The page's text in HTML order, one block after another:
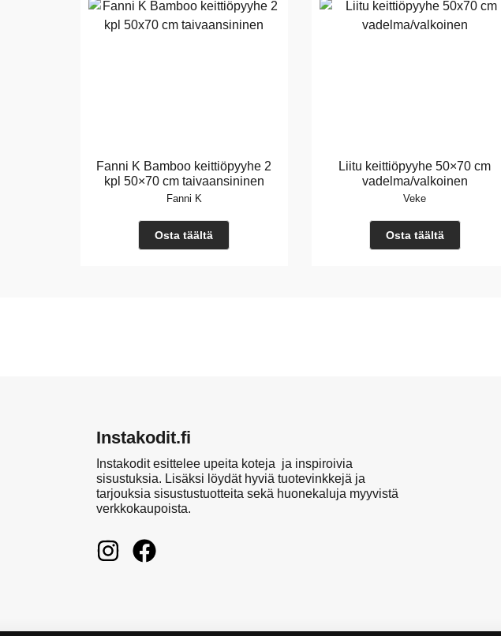
Fanni K Bamboo keittiöpyyhe 2
kpl 50×70 cm taivaansininen
Fanni K
Osta täältä
Liitu keittiöpyyhe 50×70 cm
vadelma/valkoinen
Veke
Osta täältä
Instakodit.fi
Instakodit esittelee upeita koteja ja inspiroivia
sisustuksia. Lisäksi löydät hyviä tuotevinkkejä ja
tarjouksia sisustustuotteita sekä huonekaluja myyvistä
verkkokaupoista.